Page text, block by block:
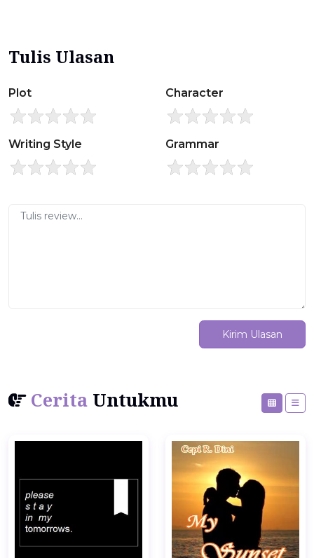
Tulis Ulasan
Plot Character
Writing Style Grammar
Kirim Ulasan
Cerita Untukmu